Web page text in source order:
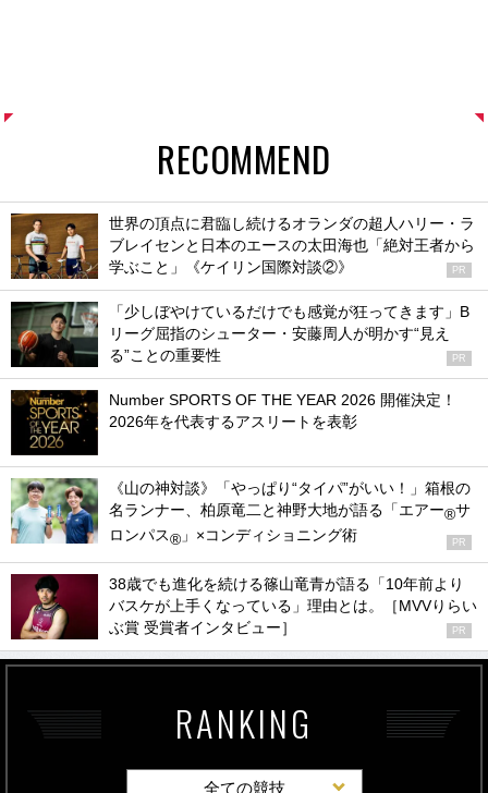
RECOMMEND
世界の頂点に君臨し続けるオランダの超人ハリー・ラ
ブレイセンと日本のエースの太田海也「絶対王者から
学ぶこと」《ケイリン国際対談②》
PR
「少しぼやけているだけでも感覚が狂ってきます」B
リーグ屈指のシューター・安藤周人が明かす“見え
る”ことの重要性
PR
Number SPORTS OF THE YEAR 2026 開催決定！
2026年を代表するアスリートを表彰
《山の神対談》「やっぱり“タイパ”がいい！」箱根の
名ランナー、柏原竜二と神野大地が語る「エアー®サ
ロンパス® 」×コンディショニング術 PR
38歳でも進化を続ける篠山竜青が語る「10年前より
バスケが上手くなっている」理由とは。［MVVりらい
ぶ賞 受賞者インタビュー］
PR
RANKING
全ての競技